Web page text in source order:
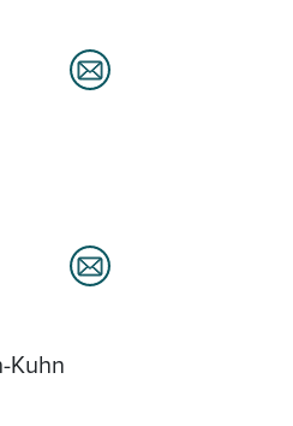
Kuhn